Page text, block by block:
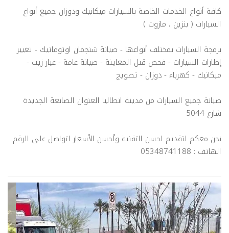
كافة أنواع الخدمات الخاصة بالسيارات ميكانيك ودوزان جميع أنواع
السيارات ( بنزين ، مازوت )
برمجة السيارات بمختلف أنواعها - صيانة شنجمان اوتوماتيك - تغيير
إطارات السيارات - فحص قبل المعاينة - صيانة عامة - غيار زيت -
ميكانيك - كهرباء - دوزان - تصويج
صيانة جميع السيارات من مدينة انطاليا العنوان الصانعة الجديدة
شارع 5044
نحن معكم لتقديم احسن التقنية وأحسن الأسعار لتواصل على الرقم
الهاتف : 05348741188